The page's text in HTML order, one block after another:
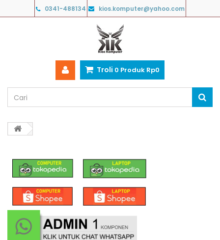
0341-488134 kios.komputer@yahoo.com
Troli 0 Produk Rp‎0